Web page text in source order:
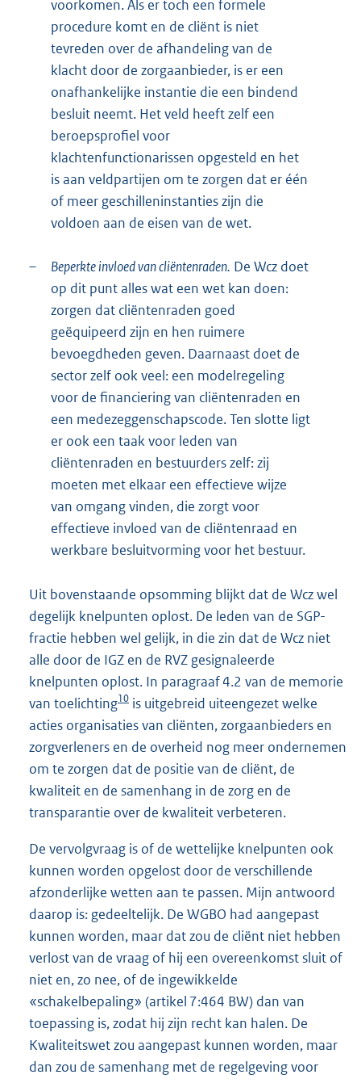
voorkomen. Als er toch een formele
procedure komt en de cliënt is niet
tevreden over de afhandeling van de
klacht door de zorgaanbieder, is er een
onafhankelijke instantie die een bindend
besluit neemt. Het veld heeft zelf een
beroepsprofiel voor
klachtenfunctionarissen opgesteld en het
is aan veldpartijen om te zorgen dat er één
of meer geschilleninstanties zijn die
voldoen aan de eisen van de wet.
– Beperkte invloed van cliëntenraden. De Wcz doet
op dit punt alles wat een wet kan doen:
zorgen dat cliëntenraden goed
geëquipeerd zijn en hen ruimere
bevoegdheden geven. Daarnaast doet de
sector zelf ook veel: een modelregeling
voor de financiering van cliëntenraden en
een medezeggenschapscode. Ten slotte ligt
er ook een taak voor leden van
cliëntenraden en bestuurders zelf: zij
moeten met elkaar een effectieve wijze
van omgang vinden, die zorgt voor
effectieve invloed van de cliëntenraad en
werkbare besluitvorming voor het bestuur.
Uit bovenstaande opsomming blijkt dat de Wcz wel
degelijk knelpunten oplost. De leden van de SGP-
fractie hebben wel gelijk, in die zin dat de Wcz niet
alle door de IGZ en de RVZ gesignaleerde
knelpunten oplost. In paragraaf 4.2 van de memorie
van toelichting10 is uitgebreid uiteengezet welke
acties organisaties van cliënten, zorgaanbieders en
zorgverleners en de overheid nog meer ondernemen
om te zorgen dat de positie van de cliënt, de
kwaliteit en de samenhang in de zorg en de
transparantie over de kwaliteit verbeteren.
De vervolgvraag is of de wettelijke knelpunten ook
kunnen worden opgelost door de verschillende
afzonderlijke wetten aan te passen. Mijn antwoord
daarop is: gedeeltelijk. De WGBO had aangepast
kunnen worden, maar dat zou de cliënt niet hebben
verlost van de vraag of hij een overeenkomst sluit of
niet en, zo nee, of de ingewikkelde
«schakelbepaling» (artikel 7:464 BW) dan van
toepassing is, zodat hij zijn recht kan halen. De
Kwaliteitswet zou aangepast kunnen worden, maar
dan zou de samenhang met de regelgeving voor